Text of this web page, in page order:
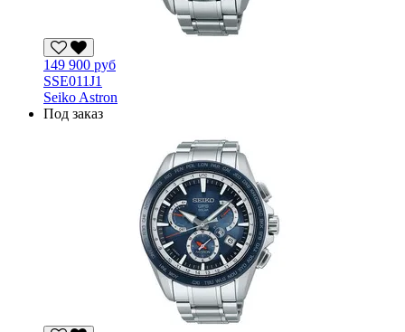
149 900 руб
SSE011J1
Seiko Astron
Под заказ